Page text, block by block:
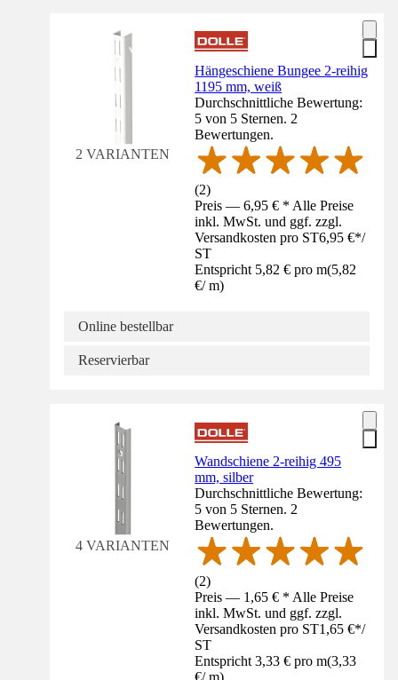
2 VARIANTEN
Hängeschiene Bungee 2-reihig
1195 mm, weiß
Durchschnittliche Bewertung:
5 von 5 Sternen. 2
Bewertungen.
(2)
Preis — 6,95 € * Alle Preise
inkl. MwSt. und ggf. zzgl.
Versandkosten pro ST6,95 €*/
ST
Entspricht 5,82 € pro m(5,82
€/ m)
Online bestellbar
Reservierbar
4 VARIANTEN
Wandschiene 2-reihig 495
mm, silber
Durchschnittliche Bewertung:
5 von 5 Sternen. 2
Bewertungen.
(2)
Preis — 1,65 € * Alle Preise
inkl. MwSt. und ggf. zzgl.
Versandkosten pro ST1,65 €*/
ST
Entspricht 3,33 € pro m(3,33
€/ m)